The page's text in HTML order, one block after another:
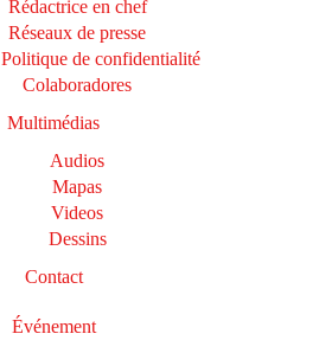
Rédactrice en chef
Réseaux de presse
Politique de confidentialité
Colaboradores
Multimédias
Audios
Mapas
Videos
Dessins
Contact
Événement